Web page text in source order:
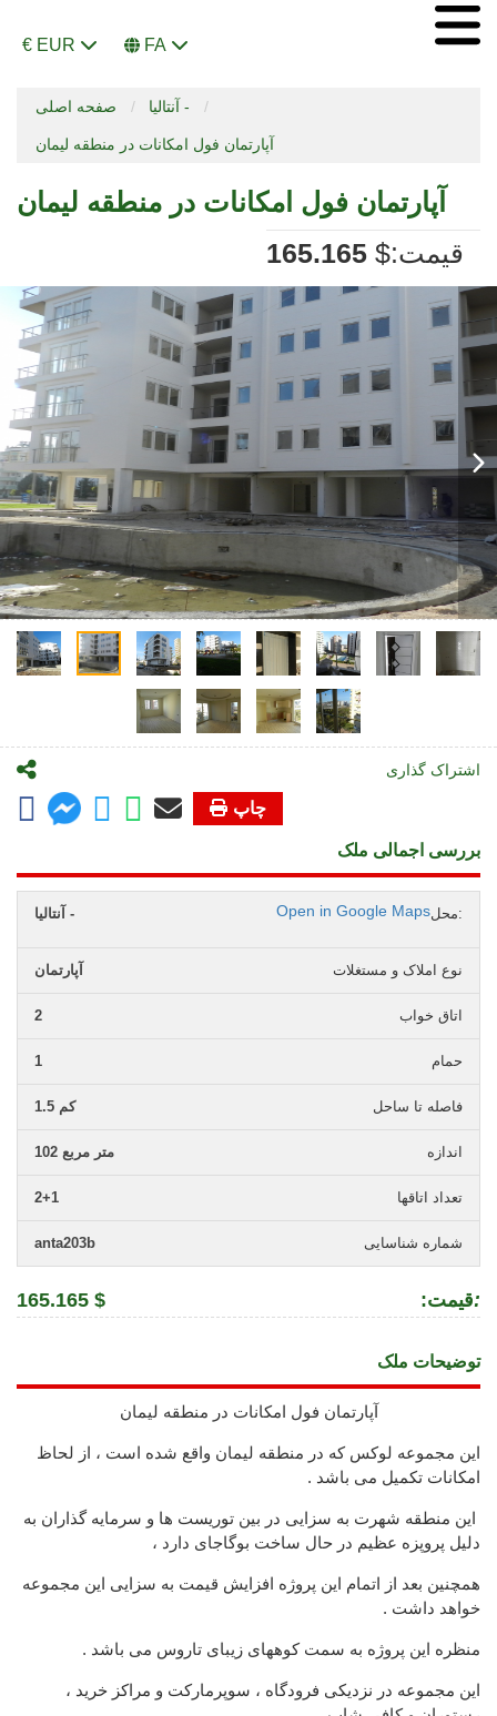
€ EUR FA
صفحه اصلی آنتالیا -
آپارتمان فول امکانات در منطقه لیمان
آپارتمان فول امکانات در منطقه لیمان
:قیمت
165.165 $
اشتراک گذاری
چاپ
بررسی اجمالی ملک
محل: آنتالیا - Open in Google Maps
نوع املاک و مستغلات آپارتمان
اتاق خواب 2
حمام 1
فاصله تا ساحل 1.5 کم
اندازه 102 متر مربع
تعداد اتاقها 2+1
شماره شناسایی anta203b
:قیمت:
165.165 $
توضیحات ملک
آپارتمان فول امکانات در منطقه لیمان
این مجموعه لوکس که در منطقه لیمان واقع شده است ، از لحاظ
امکانات تکمیل می باشد .
این منطقه شهرت به سزایی در بین توریست ها و سرمایه گذاران به
دلیل پروپزه عظیم در حال ساخت بوگاجای دارد ،
همچنین بعد از اتمام این پروژه افزایش قیمت به سزایی این مجموعه
خواهد داشت .
منظره این پروژه به سمت کوههای زیبای تاروس می باشد .
این مجموعه در نزدیکی فرودگاه ، سوپرمارکت و مراکز خرید ،